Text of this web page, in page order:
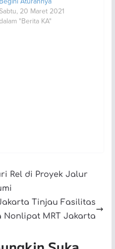
Sabtu, 20 Maret 2021
"Berita KA"
Rel di Proyek Jalur
Tinjau Fasilitas
Nonlipat MRT Jakarta